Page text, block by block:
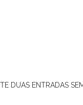
DUAS ENTRADAS